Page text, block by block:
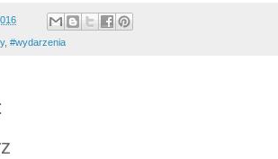
, #wydarzenia